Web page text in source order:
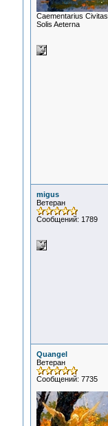
Сaementarius Civitas
Solis Aeterna
migus
Ветеран
Сообщений: 1789
Quangel
Ветеран
Сообщений: 7735